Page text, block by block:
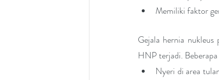
Memiliki faktor
Gejala hernia
HNP terjadi.
Nyeri di area